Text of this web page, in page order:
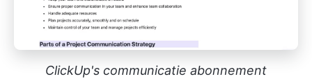
ClickUp's communicatie abonnement